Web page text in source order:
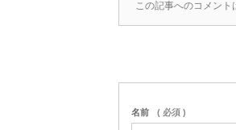
この記事へのコメント
名前 ( 必須 )